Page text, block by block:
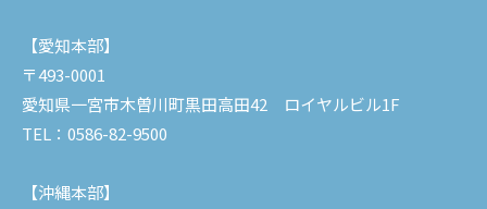
【愛知本部】
〒493-0001
愛知県一宮市木曽川町黒田高田42 ロイヤルビル1F
TEL：0586-82-9500
【沖縄本部】